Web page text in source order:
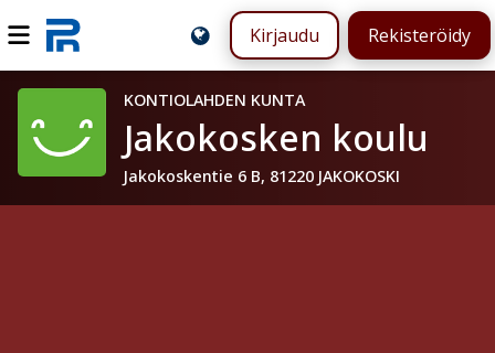
Kirjaudu Rekisteröidy
KONTIOLAHDEN KUNTA
Jakokosken koulu
Jakokoskentie 6 B, 81220 JAKOKOSKI